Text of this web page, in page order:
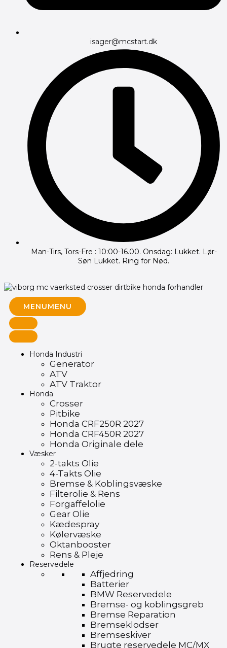
isager@mcstart.dk
Man-Tirs, Tors-Fre : 10:00-16.00. Onsdag: Lukket. Lør-
Søn Lukket. Ring for Nød.
MENUMENU
Honda Industri
Generator
ATV
ATV Traktor
Honda
Crosser
Pitbike
Honda CRF250R 2027
Honda CRF450R 2027
Honda Originale dele
Væsker
2-takts Olie
4-Takts Olie
Bremse & Koblingsvæske
Filterolie & Rens
Forgaffelolie
Gear Olie
Kædespray
Kølervæske
Oktanbooster
Rens & Pleje
Reservedele
Affjedring
Batterier
BMW Reservedele
Bremse- og koblingsgreb
Bremse Reparation
Bremseklodser
Bremseskiver
Brugte reservedele MC/MX